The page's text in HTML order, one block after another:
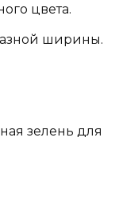
цвета.
ширины.
зелень для